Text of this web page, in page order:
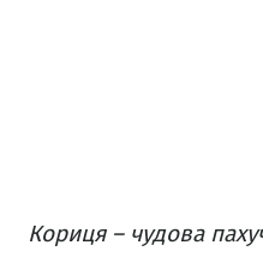
Кориця – чудова